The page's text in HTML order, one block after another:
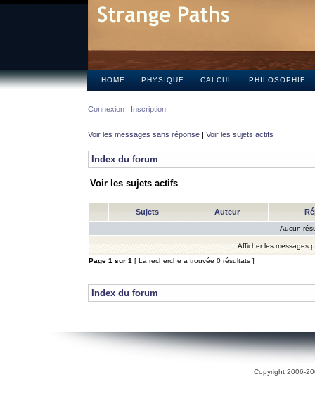
HOME PHYSIQUE CALCUL PHILOSOPHIE
Connexion Inscription
Voir les messages sans réponse | Voir les sujets actifs
Index du forum
Voir les sujets actifs
Sujets Auteur
Aucun
Afficher les messages
Page 1 sur 1 [ La recherche a trouvée 0 résultats ]
Index du forum
Copyright 2006-